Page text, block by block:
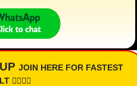
JOIN HERE FOR FASTEST
👇🏾👇🏾